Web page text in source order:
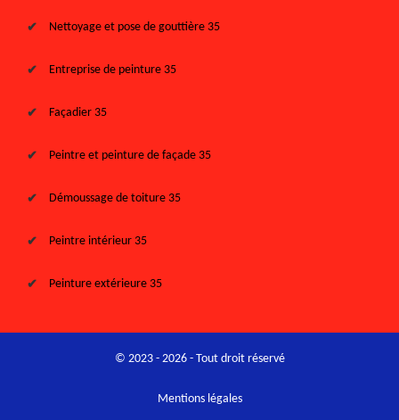
Nettoyage et pose de gouttière 35
Entreprise de peinture 35
Façadier 35
Peintre et peinture de façade 35
Démoussage de toiture 35
Peintre intérieur 35
Peinture extérieure 35
© 2023 - 2026 - Tout droit réservé
Mentions légales